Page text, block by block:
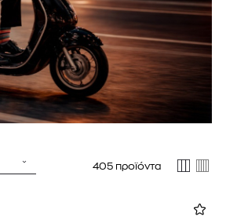
405 προϊόντα